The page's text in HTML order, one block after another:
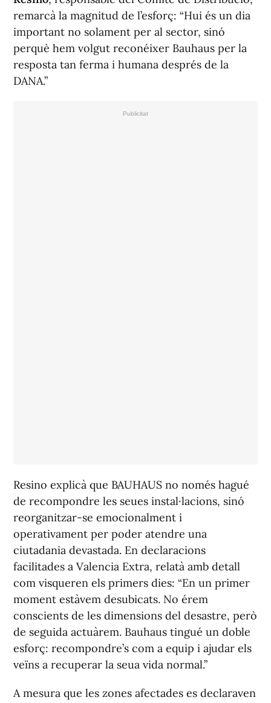
remarcà la magnitud de l’esforç: “Hui és un dia
important no solament per al sector, sinó
perquè hem volgut reconéixer Bauhaus per la
resposta tan ferma i humana després de la
DANA.”
Resino explicà que BAUHAUS no només hagué
de recompondre les seues instal·lacions, sinó
reorganitzar-se emocionalment i
operativament per poder atendre una
ciutadania devastada. En declaracions
facilitades a Valencia Extra, relatà amb detall
com visqueren els primers dies: “En un primer
moment estàvem desubicats. No érem
conscients de les dimensions del desastre, però
de seguida actuàrem. Bauhaus tingué un doble
esforç: recompondre’s com a equip i ajudar els
veïns a recuperar la seua vida normal.”
A mesura que les zones afectades es declaraven